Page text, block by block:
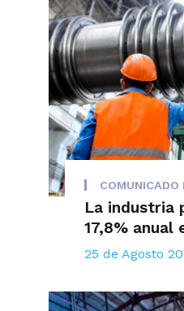
COMUNICADO
La industria
17,8% anual
25 de Agosto